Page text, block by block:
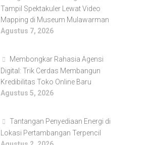
Tampil Spektakuler Lewat Video
Mapping di Museum Mulawarman
Agustus 7, 2026
Membongkar Rahasia Agensi
Digital: Trik Cerdas Membangun
Kredibilitas Toko Online Baru
Agustus 5, 2026
Tantangan Penyediaan Energi di
Lokasi Pertambangan Terpencil